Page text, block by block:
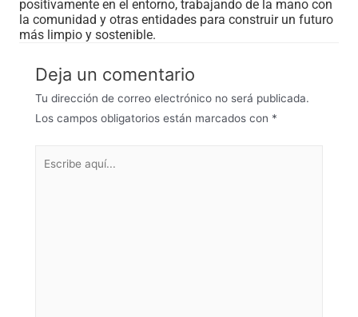
positivamente en el entorno, trabajando de la mano con
la comunidad y otras entidades para construir un futuro
más limpio y sostenible.
Deja un comentario
Tu dirección de correo electrónico no será publicada.
Los campos obligatorios están marcados con *